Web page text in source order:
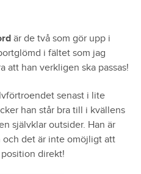
är de två som gör upp i
i fältet som jag
att han verkligen ska passas!
senast i lite
han står bra till i kvällens
självklar outsider. Han är
och det är inte omöjligt att
direkt!